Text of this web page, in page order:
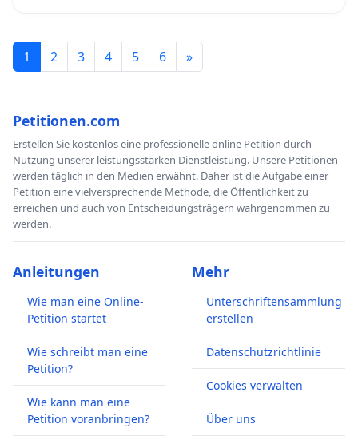
1 2 3 4 5 6 »
Petitionen.com
Erstellen Sie kostenlos eine professionelle online Petition durch
Nutzung unserer leistungsstarken Dienstleistung. Unsere Petitionen
werden täglich in den Medien erwähnt. Daher ist die Aufgabe einer
Petition eine vielversprechende Methode, die Öffentlichkeit zu
erreichen und auch von Entscheidungsträgern wahrgenommen zu
werden.
Anleitungen
Wie man eine Online-
Petition startet
Wie schreibt man eine
Petition?
Wie kann man eine
Petition voranbringen?
Mehr
Unterschriftensammlung
erstellen
Datenschutzrichtlinie
Cookies verwalten
Über uns